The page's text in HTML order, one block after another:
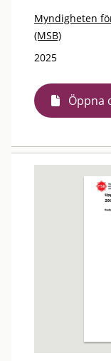
Myndigheten
(MSB)
2025
Öppna